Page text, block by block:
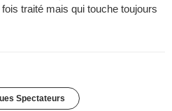
traité mais qui touche toujours
Spectateurs